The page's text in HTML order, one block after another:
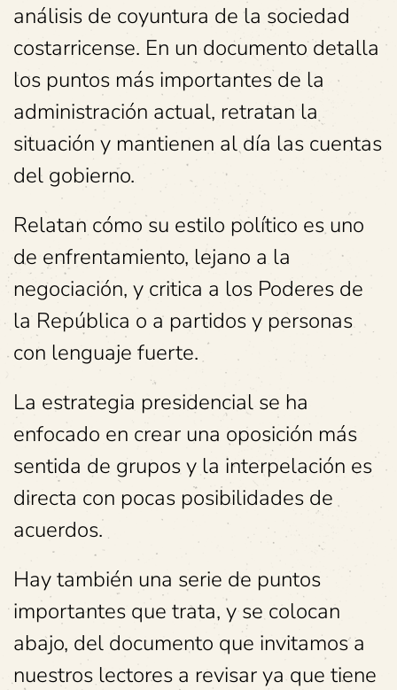
análisis de coyuntura de la sociedad
costarricense. En un documento detalla
los puntos más importantes de la
administración actual, retratan la
situación y mantienen al día las cuentas
del gobierno.
Relatan cómo su estilo político es uno
de enfrentamiento, lejano a la
negociación, y critica a los Poderes de
la República o a partidos y personas
con lenguaje fuerte.
La estrategia presidencial se ha
enfocado en crear una oposición más
sentida de grupos y la interpelación es
directa con pocas posibilidades de
acuerdos.
Hay también una serie de puntos
importantes que trata, y se colocan
abajo, del documento que invitamos a
nuestros lectores a revisar ya que tiene